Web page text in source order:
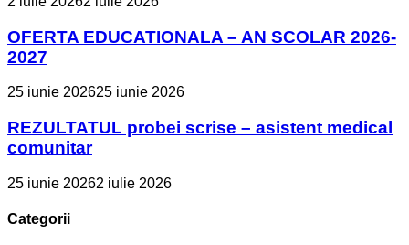
OFERTA EDUCATIONALA – AN SCOLAR 2026-
2027
25 iunie 202625 iunie 2026
REZULTATUL probei scrise – asistent medical
comunitar
25 iunie 20262 iulie 2026
Categorii